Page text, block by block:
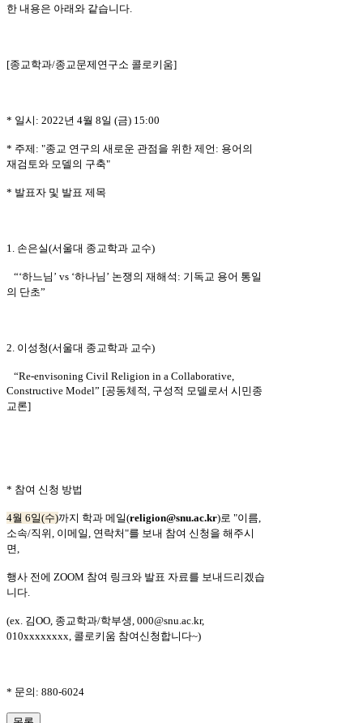
한 내용은 아래와 같습니다
[종교학과/종교문제연구소 콜로키움]
* 일시 : 2022년 4월 8일 (금) 15:00
* 주제 : "종교 연구의 새로운 관점을 위한 제언 : 용어의
재검토와 모델의 구축"
* 발표자 및 발표 제목
1. 손은실(서울대 종교학과 교수)
“‘하느님 ’ vs ‘하나님 ’ 논쟁의 재해석 : 기독교 용어 통일
의 단초”
2. 이성청(서울대 종교학과 교수)
“Re-envisoning Civil Religion in a Collaborative,
Constructive Model” [공동체적 구성적 모델로서 시민종
교론]
* 참여 신청 방법
4월 6일(수)까지 학과 메일(religion@snu.ac.kr)로 "이름
소속/직위 이메일 연락처"를 보내 참여 신청을 해주시
면
행사 전에 ZOOM 참여 링크와 발표 자료를 보내드리겠습
니다
(ex. 김OO, 종교학과/학부생 , 000@snu.ac.kr,
010xxxxxxxx, 콜로키움 참여신청합니다~)
* 문의 : 880-6024